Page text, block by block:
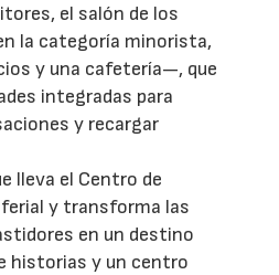
el salón de los
la categoría minorista,
y una cafetería—, que
integradas para
y recargar
lleva el Centro de
y transforma las
en un destino
historias y un centro